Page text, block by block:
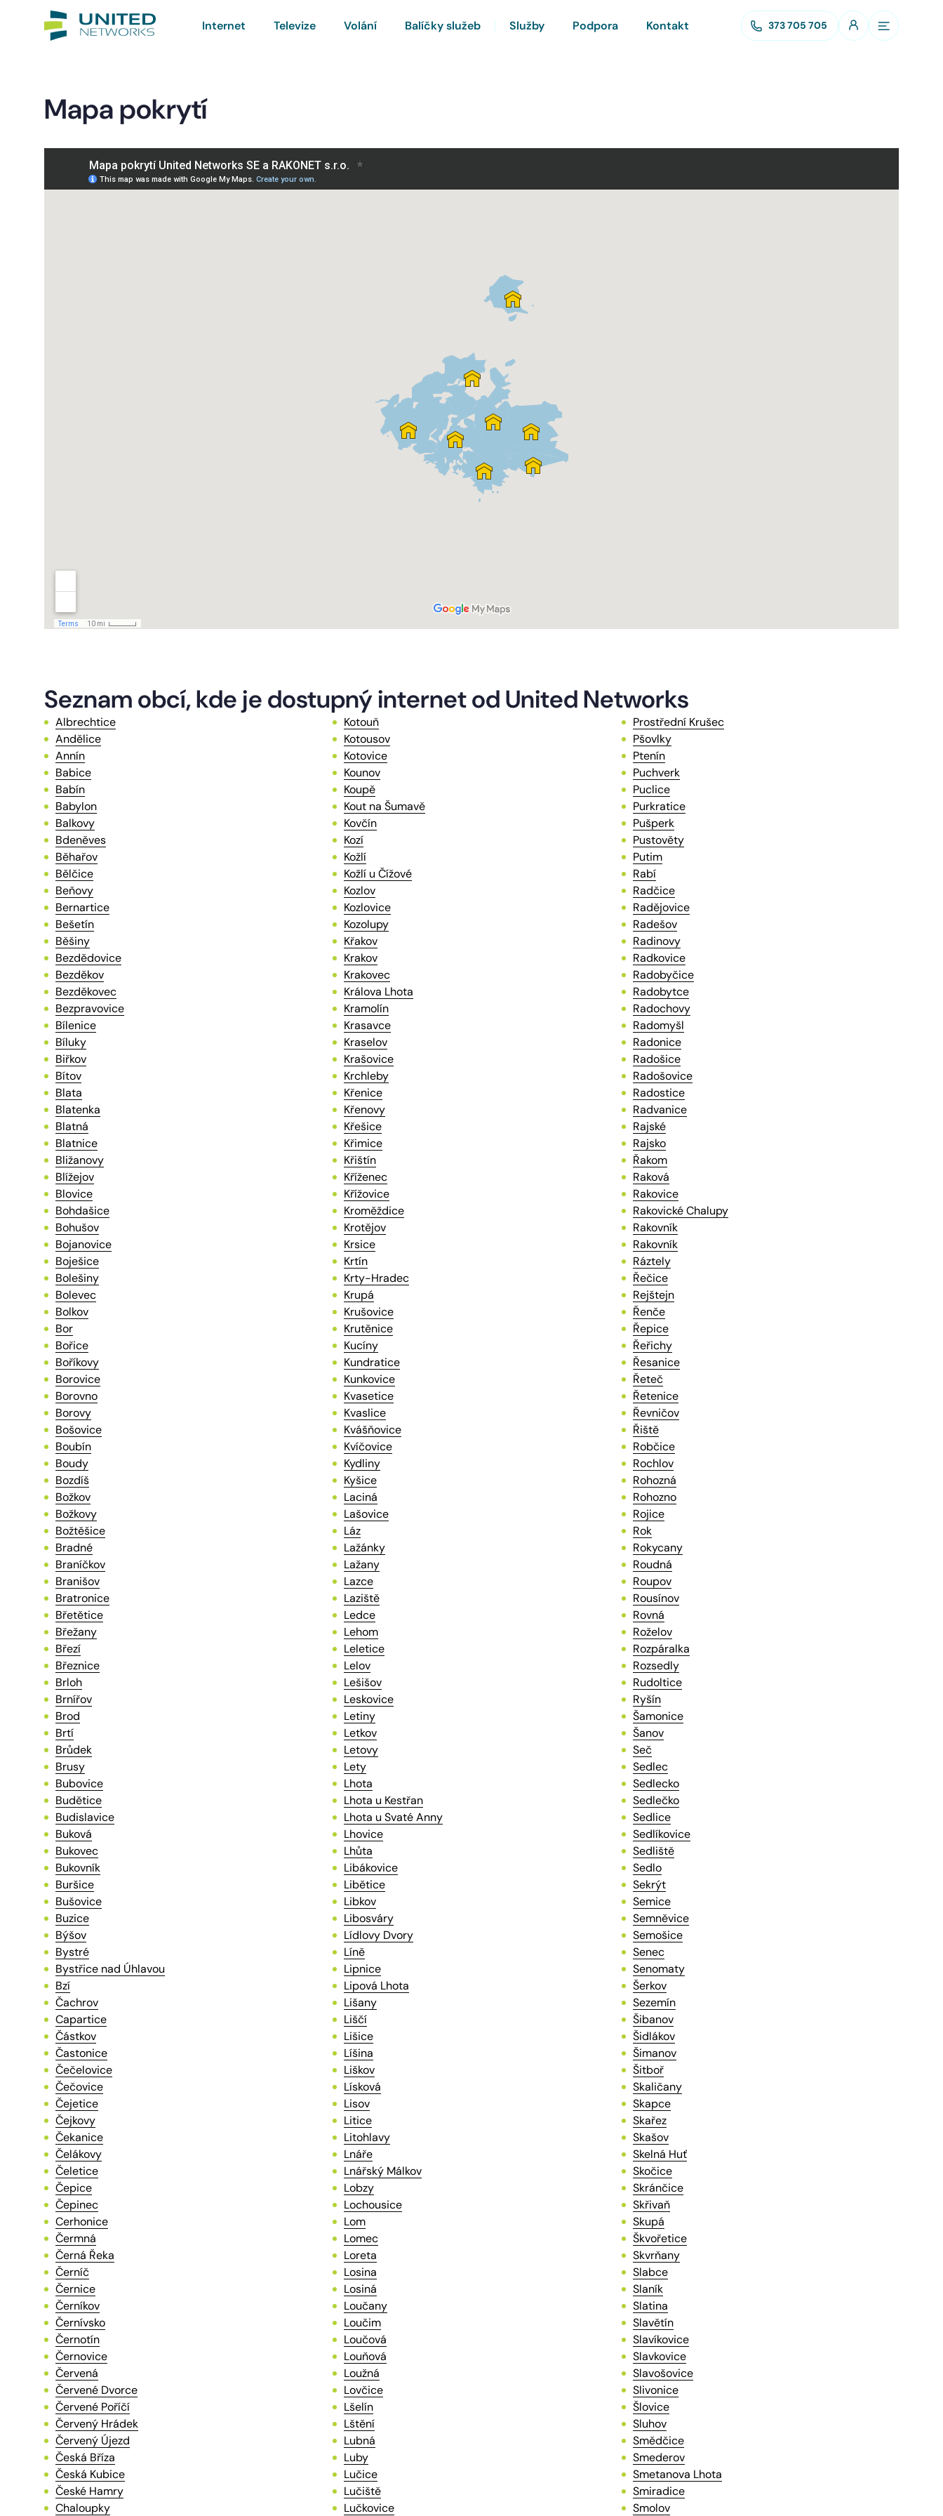
Internet Televize Volání Balíčky služeb Služby Podpora Kontakt 373 705 705
Mapa pokrytí
Seznam obcí, kde je dostupný internet od United Networks
Albrechtice
Andělice
Annín
Babice
Babín
Babylon
Balkovy
Bdeněves
Běhařov
Bělčice
Beňovy
Bernartice
Bešetín
Běšiny
Bezdědovice
Bezděkov
Bezděkovec
Bezpravovice
Bílenice
Bíluky
Biřkov
Bítov
Blata
Blatenka
Blatná
Blatnice
Bližanovy
Blížejov
Blovice
Bohdašice
Bohušov
Bojanovice
Boješice
Bolešiny
Bolevec
Bolkov
Bor
Bořice
Boříkovy
Borovice
Borovno
Borovy
Bošovice
Boubín
Boudy
Bozdíš
Božkov
Božkovy
Božtěšice
Bradné
Braníčkov
Branišov
Bratronice
Břetětice
Břežany
Březí
Březnice
Brloh
Brnířov
Brod
Brtí
Brůdek
Brusy
Bubovice
Budětice
Budislavice
Buková
Bukovec
Bukovník
Buršice
Bušovice
Buzice
Býšov
Bystré
Bystřice nad Úhlavou
Bzí
Čachrov
Capartice
Částkov
Častonice
Čečelovice
Čečovice
Čejetice
Čejkovy
Čekanice
Čelákovy
Čeletice
Čepice
Čepinec
Cerhonice
Čermná
Černá Řeka
Černíč
Černice
Černíkov
Černívsko
Černotín
Černovice
Červená
Červené Dvorce
Červené Poříčí
Červený Hrádek
Červený Újezd
Česká Bříza
Česká Kubice
České Hamry
Chaloupky
Kotouň
Kotousov
Kotovice
Kounov
Koupě
Kout na Šumavě
Kovčín
Kozí
Kožlí
Kožlí u Čížové
Kozlov
Kozlovice
Kozolupy
Křakov
Krakov
Krakovec
Králova Lhota
Kramolín
Krasavce
Kraselov
Krašovice
Krchleby
Křenice
Křenovy
Křešice
Křimice
Křištín
Kříženec
Křížovice
Kroměždice
Krotějov
Krsice
Krtín
Krty-Hradec
Krupá
Krušovice
Krutěnice
Kucíny
Kundratice
Kunkovice
Kvasetice
Kvaslice
Kvášňovice
Kvíčovice
Kydliny
Kyšice
Laciná
Lašovice
Láz
Lažánky
Lažany
Lazce
Laziště
Ledce
Lehom
Leletice
Lelov
Lešišov
Leskovice
Letiny
Letkov
Letovy
Lety
Lhota
Lhota u Kestřan
Lhota u Svaté Anny
Lhovice
Lhůta
Libákovice
Libětice
Libkov
Libosváry
Lídlovy Dvory
Líně
Lipnice
Lipová Lhota
Lišany
Liščí
Lišice
Líšina
Liškov
Lísková
Lisov
Litice
Litohlavy
Lnáře
Lnářský Málkov
Lobzy
Lochousice
Lom
Lomec
Loreta
Losina
Losiná
Loučany
Loučim
Loučová
Louňová
Loužná
Lovčice
Lšelín
Lštění
Lubná
Luby
Lučice
Lučiště
Lučkovice
Prostřední Krušec
Pšovlky
Ptenín
Puchverk
Puclice
Purkratice
Pušperk
Pustověty
Putim
Rabí
Radčice
Radějovice
Radešov
Radinovy
Radkovice
Radobyčice
Radobytce
Radochovy
Radomyšl
Radonice
Radošice
Radošovice
Radostice
Radvanice
Rajské
Rajsko
Řakom
Raková
Rakovice
Rakovické Chalupy
Rakovník
Rakovník
Ráztely
Řečice
Rejštejn
Řenče
Řepice
Řeřichy
Řesanice
Řeteč
Řetenice
Řevničov
Řiště
Robčice
Rochlov
Rohozná
Rohozno
Rojice
Rok
Rokycany
Roudná
Roupov
Rousínov
Rovná
Roželov
Rozpáralka
Rozsedly
Rudoltice
Ryšín
Šamonice
Šanov
Seč
Sedlec
Sedlecko
Sedlečko
Sedlice
Sedlíkovice
Sedliště
Sedlo
Sekrýt
Semice
Semněvice
Semošice
Senec
Senomaty
Šerkov
Sezemín
Šibanov
Šidlákov
Šimanov
Šitboř
Skaličany
Skapce
Skařez
Skašov
Skelná Huť
Skočice
Skránčice
Skřivaň
Skupá
Škvořetice
Skvrňany
Slabce
Slaník
Slatina
Slavětín
Slavíkovice
Slavkovice
Slavošovice
Slivonice
Šlovice
Sluhov
Smědčice
Smederov
Smetanova Lhota
Smiradice
Smolov